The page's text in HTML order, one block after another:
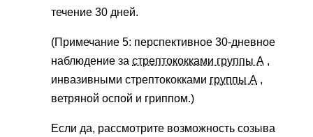
течение 30 дней.
(Примечание 5: перспективное 30-дневное
наблюдение за стрептококками группы А ,
инвазивными стрептококками группы А ,
ветряной оспой и гриппом.)
Если да, рассмотрите возможность созыва